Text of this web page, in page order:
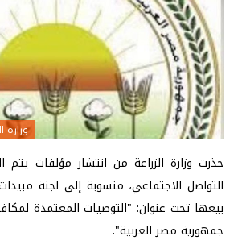
وزارة
حذرت وزارة الزراعة من انتشار مؤلفات يتم
التواصل الاجتماعي، منسوبة إلى لجنة مبيدات
بيعها تحت عنوان: "التوصيات المعتمدة
جمهورية مصر العربية".